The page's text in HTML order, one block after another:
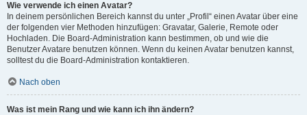
Wie verwende ich einen Avatar?
In deinem persönlichen Bereich kannst du unter „Profil“ einen Avatar über eine
der folgenden vier Methoden hinzufügen: Gravatar, Galerie, Remote oder
Hochladen. Die Board-Administration kann bestimmen, ob und wie die
Benutzer Avatare benutzen können. Wenn du keinen Avatar benutzen kannst,
solltest du die Board-Administration kontaktieren.
Nach oben
Was ist mein Rang und wie kann ich ihn ändern?